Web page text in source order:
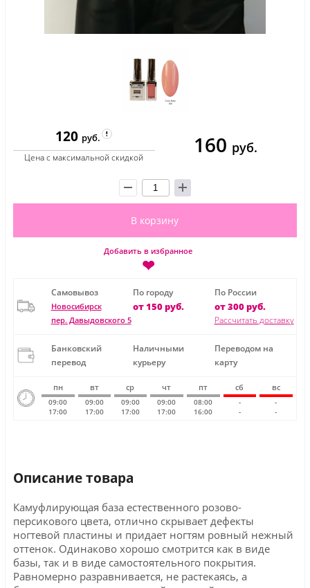
120 руб.
Цена с максимальной скидкой 160 руб.
В корзину
Добавить в избранное
❤
Самовывоз
Новосибирск
пер. Давыдовского 5
По городу
от 150 руб.
По России
от 300 руб.
Рассчитать доставку
Банковский
перевод
Наличными
курьеру
Переводом на
карту
пн вт ср чт пт сб вс
09:00
17:00
09:00
17:00
09:00
17:00
09:00
17:00
08:00
16:00
-
-
-
-
Описание товара
Камуфлирующая база естественного розово-
персикового цвета, отлично скрывает дефекты
ногтевой пластины и придает ногтям ровный нежный
оттенок. Одинаково хорошо смотрится как в виде
базы, так и в виде самостоятельного покрытия.
Равномерно разравнивается, не растекаясь, а